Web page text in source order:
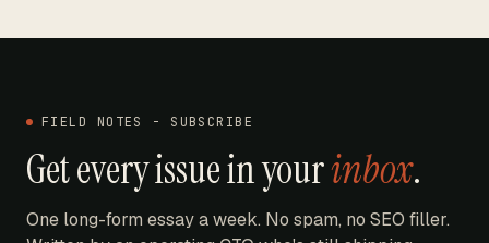
FIELD NOTES - SUBSCRIBE
Get every issue in yourinbox.
One long-form essay a week. No spam, no SEO filler.